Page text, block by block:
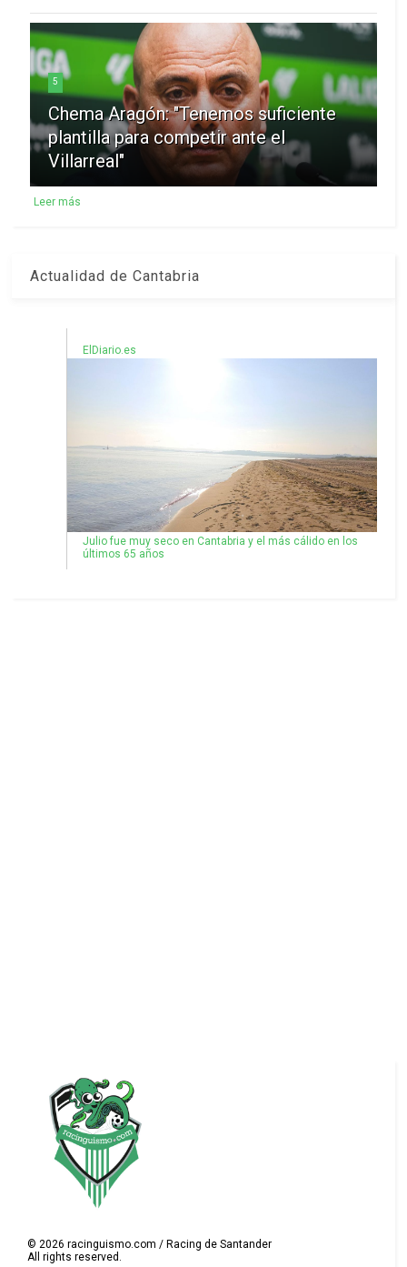
5
Chema Aragón: "Tenemos suficiente
plantilla para competir ante el
Villarreal"
Leer más
Actualidad de Cantabria
ElDiario.es
Julio fue muy seco en Cantabria y el más cálido en los
últimos 65 años
©2026 racinguismo.com / Racing de Santander
All rights reserved.